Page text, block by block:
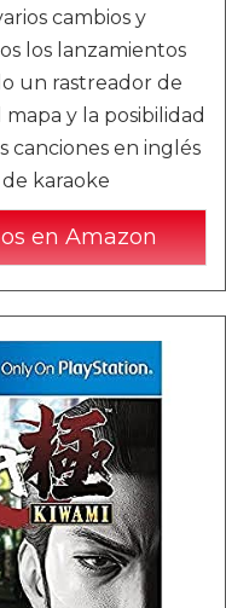
cambios y
los lanzamientos
un rastreador de
y la posibilidad
canciones en inglés
karaoke
en Amazon